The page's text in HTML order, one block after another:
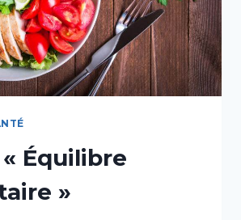
Équilibre
»